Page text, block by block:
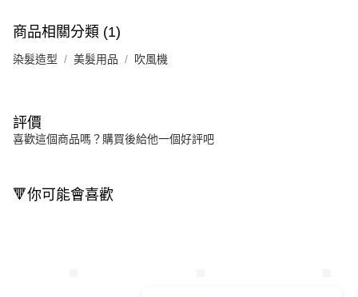
商品相關分類 (1)
染髮造型 美髮用品 吹風機
評價
喜歡這個商品嗎？購買後給他一個好評吧
🔻你可能會喜歡